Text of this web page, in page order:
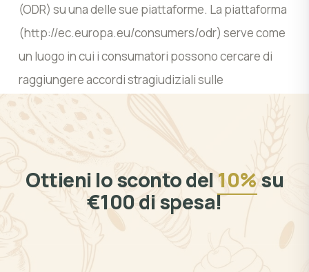
(ODR) su una delle sue piattaforme. La piattaforma
(http://ec.europa.eu/consumers/odr) serve come
un luogo in cui i consumatori possono cercare di
raggiungere accordi stragiudiziali sulle
controversie derivanti da acquisti on-line e da
contratti di servizio.
Ottieni lo sconto del 10%su
€100 di spesa!